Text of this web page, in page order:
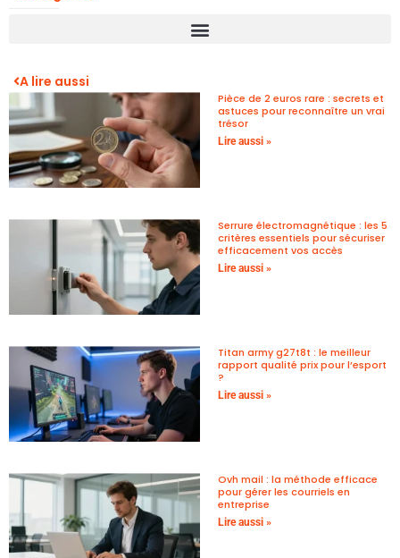
A lire aussi
Pièce de 2 euros rare : secrets et
astuces pour reconnaître un vrai
trésor
Lire aussi »
Serrure électromagnétique : les 5
critères essentiels pour sécuriser
efficacement vos accès
Lire aussi »
Titan army g27t8t : le meilleur
rapport qualité prix pour l’esport
?
Lire aussi »
Ovh mail : la méthode efficace
pour gérer les courriels en
entreprise
Lire aussi »